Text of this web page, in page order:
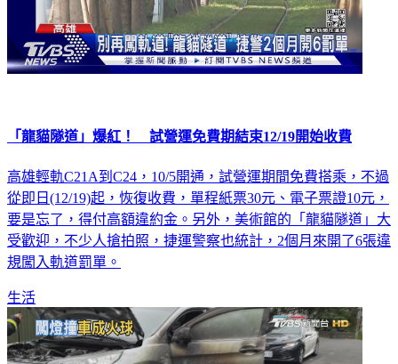
「龍貓隧道」爆紅！ 試營運免費期結束12/19開始收費
高雄輕軌C21A到C24，10/5開通，試營運期間免費搭乘，不過
從即日(12/19)起，恢復收費，單程紙票30元、電子票證10元，
要是忘了，得付高額違約金。另外，美術館的「龍貓隧道」大
受歡迎，不少人搶拍照，捷運警察也統計，2個月來開了6張違
規闖入軌道罰單。
生活